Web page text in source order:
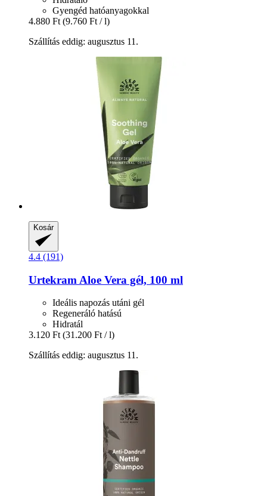
Gyengéd hatóanyagokkal
4.880 Ft (9.760 Ft / l)
Szállítás eddig: augusztus 11.
Kosár
4.4 (191)
Urtekram Aloe Vera gél, 100 ml
Ideális napozás utáni gél
Regeneráló hatású
Hidratál
3.120 Ft (31.200 Ft / l)
Szállítás eddig: augusztus 11.